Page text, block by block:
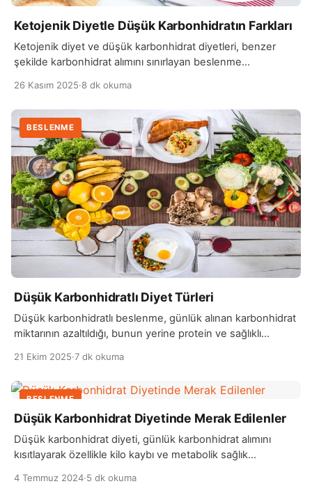
Ketojenik Diyetle Düşük Karbonhidratın Farkları
Ketojenik diyet ve düşük karbonhidrat diyetleri, benzer
şekilde karbonhidrat alımını sınırlayan beslenme
açısından önemli farklar gösterir. Ketojenik diyet,
karbonhidrat alımını aşırı derecede kısıtlar ve vücudu
“ketoz” adı verilen bir duruma sokmayı amaçlar. Ketoz,
vücudun enerjiyi karbonhidratlardan değil, yağlardan
sağlamaya başlamasıdır. Bu durumda karaciğer, yağ
asitlerini keton cisimciklerine dönüştürür ve […]
26 Kasım 2025·8 dk okuma
BESLENME
Düşük Karbonhidratlı Diyet Türleri
Düşük karbonhidratlı beslenme, günlük alınan karbonhidrat
miktarının azaltıldığı, bunun yerine protein ve sağlıklı
sağlamak ve insülin direncini azaltmak amacıyla tercih edilir.
Karbonhidratların azalmasıyla birlikte vücut enerji için yağları
kullanmaya başlar; bu süreçte ketozis adı verilen bir durum
ortaya çıkar […]
21 Ekim 2025·7 dk okuma
BESLENME
Düşük Karbonhidrat Diyetinde Merak Edilenler
Düşük karbonhidrat diyeti, günlük karbonhidrat alımını
kısıtlayarak özellikle kilo kaybı ve metabolik sağlık
4 Temmuz 2024·5 dk okuma